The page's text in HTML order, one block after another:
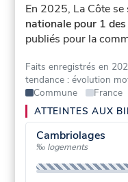
En 2025, La Côte
nationale pour 1
publiés pour la
Faits enregistrés en
tendance : évolution
Commune
France
ATTEINTES AUX
Cambriolages
‰ logements